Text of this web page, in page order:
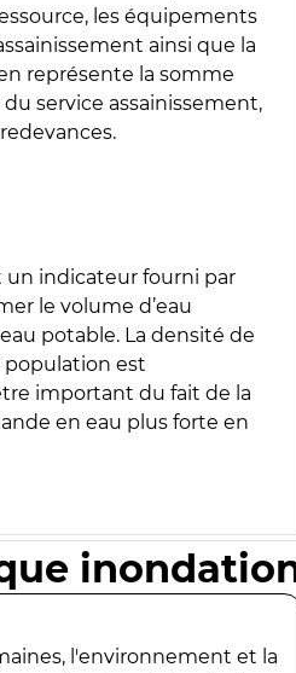
les équipements
ainsi que la
représente la somme
service assainissement,
un indicateur fourni par
le volume d’eau
potable. La densité de
population est
important du fait de la
en eau plus forte en
l'environnement et la